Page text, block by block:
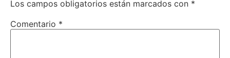
Los campos obligatorios están marcados con *
Comentario *